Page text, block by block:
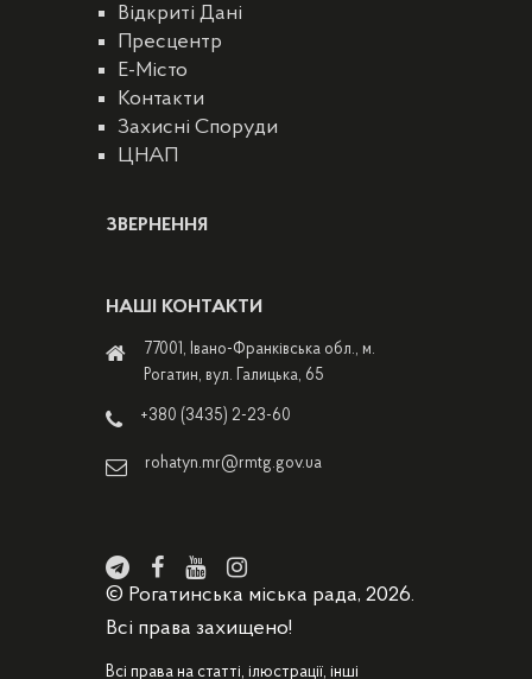
Відкриті Дані
Пресцентр
E-Місто
Контакти
Захисні Споруди
ЦНАП
ЗВЕРНЕННЯ
НАШІ КОНТАКТИ
77001, Івано-Франківська обл., м.
Рогатин, вул. Галицька, 65
+380 (3435) 2-23-60
rohatyn.mr@rmtg.gov.ua
© Рогатинська міська рада, 2026.
Всі права захищено!
Всі права на статті, ілюстрації, інші